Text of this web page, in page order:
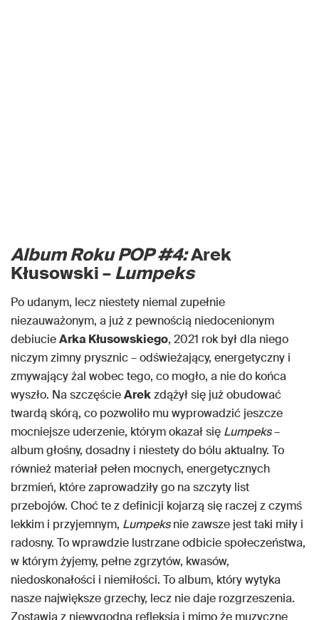
Album Roku POP #4:Arek
Kłusowski –Lumpeks
Po udanym, lecz niestety niemal zupełnie
niezauważonym, a już z pewnością niedocenionym
debiucieArka Kłusowskiego, 2021 rok był dla niego
niczym zimny prysznic – odświeżający, energetyczny i
zmywający żal wobec tego, co mogło, a nie do końca
wyszło. Na szczęścieArekzdążył się już obudować
twardą skórą, co pozwoliło mu wyprowadzić jeszcze
mocniejsze uderzenie, którym okazał się Lumpeks–
album głośny, dosadny i niestety do bólu aktualny. To
również materiał pełen mocnych, energetycznych
brzmień, które zaprowadziły go na szczyty list
przebojów. Choć te z definicji kojarzą się raczej z czymś
lekkim i przyjemnym, Lumpeksnie zawsze jest taki miły i
radosny. To wprawdzie lustrzane odbicie społeczeństwa,
w którym żyjemy, pełne zgrzytów, kwasów,
niedoskonałości i niemiłości. To album, który wytyka
nasze największe grzechy, lecz nie daje rozgrzeszenia.
Zostawia z niewygodną refleksją i mimo że muzyczne